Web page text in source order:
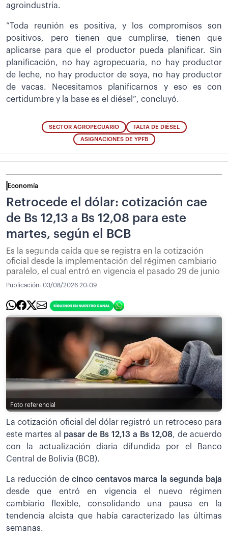
agroindustria.
”Toda reunión es positiva, y los compromisos son
positivos, pero tienen que cumplirse, tienen que
aplicarse para que el productor pueda planificar. Sin
planificación, no hay agropecuaria, no hay productor
de leche, no hay productor de soya, no hay productor
de vacas. Necesitamos planificarnos y eso es con
certidumbre y la base es el diésel”, concluyó.
SECTOR AGROPECUARIO FALTA DE DIÉSEL
ASIGNACIONES DE YPFB
Economía
Retrocede el dólar: cotización cae
de Bs 12,13 a Bs 12,08 para este
martes, según el BCB
Es la segunda caída que se registra en la cotización
oficial desde la implementación del régimen cambiario
paralelo, el cual entró en vigencia el pasado 29 de junio
Publicación: 03/08/2026 20:09
Foto referencial
La cotización oficial del dólar registró un retroceso para
este martes al pasar de Bs 12,13 a Bs 12,08, de acuerdo
con la actualización diaria difundida por el Banco
Central de Bolivia (BCB).
La reducción de cinco centavos marca la segunda baja
desde que entró en vigencia el nuevo régimen
cambiario flexible, consolidando una pausa en la
tendencia alcista que había caracterizado las últimas
semanas.